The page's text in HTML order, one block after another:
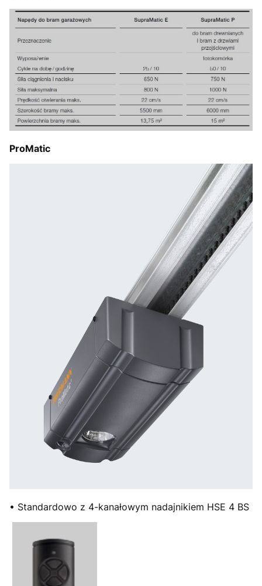
ProMatic
• Standardowo z 4-kanałowym nadajnikiem HSE 4 BS